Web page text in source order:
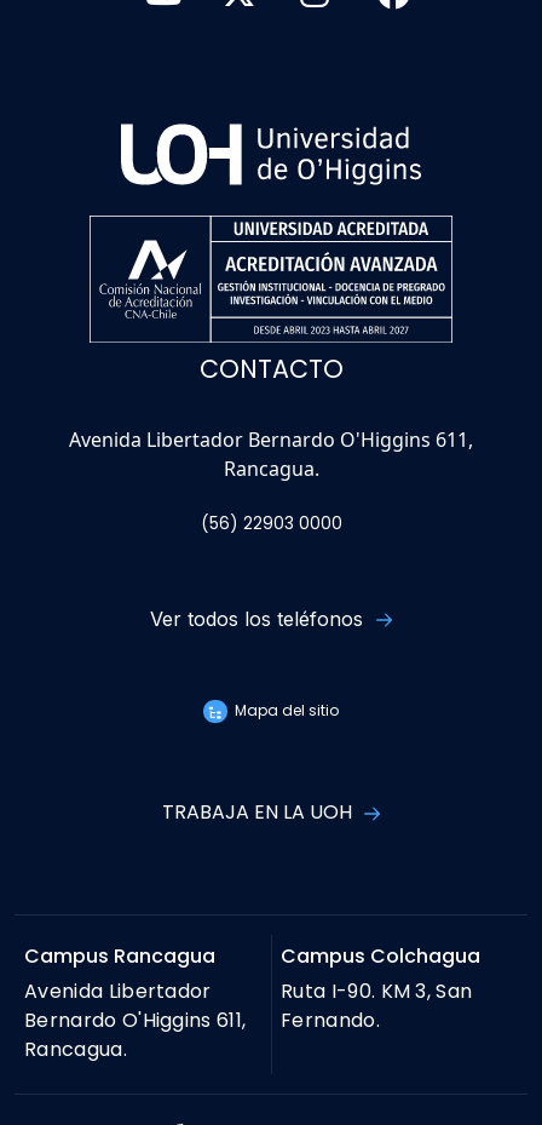
CONTACTO
Avenida Libertador Bernardo O'Higgins 611,
Rancagua.
(56) 22903 0000
Ver todos los teléfonos
Mapa del sitio
TRABAJA EN LA UOH
Campus Rancagua
Avenida Libertador
Bernardo O'Higgins 611,
Rancagua.
Campus Colchagua
Ruta I-90. KM 3, San
Fernando.